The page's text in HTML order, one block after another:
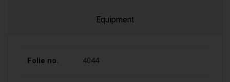
Equipment
Folie no. 4044